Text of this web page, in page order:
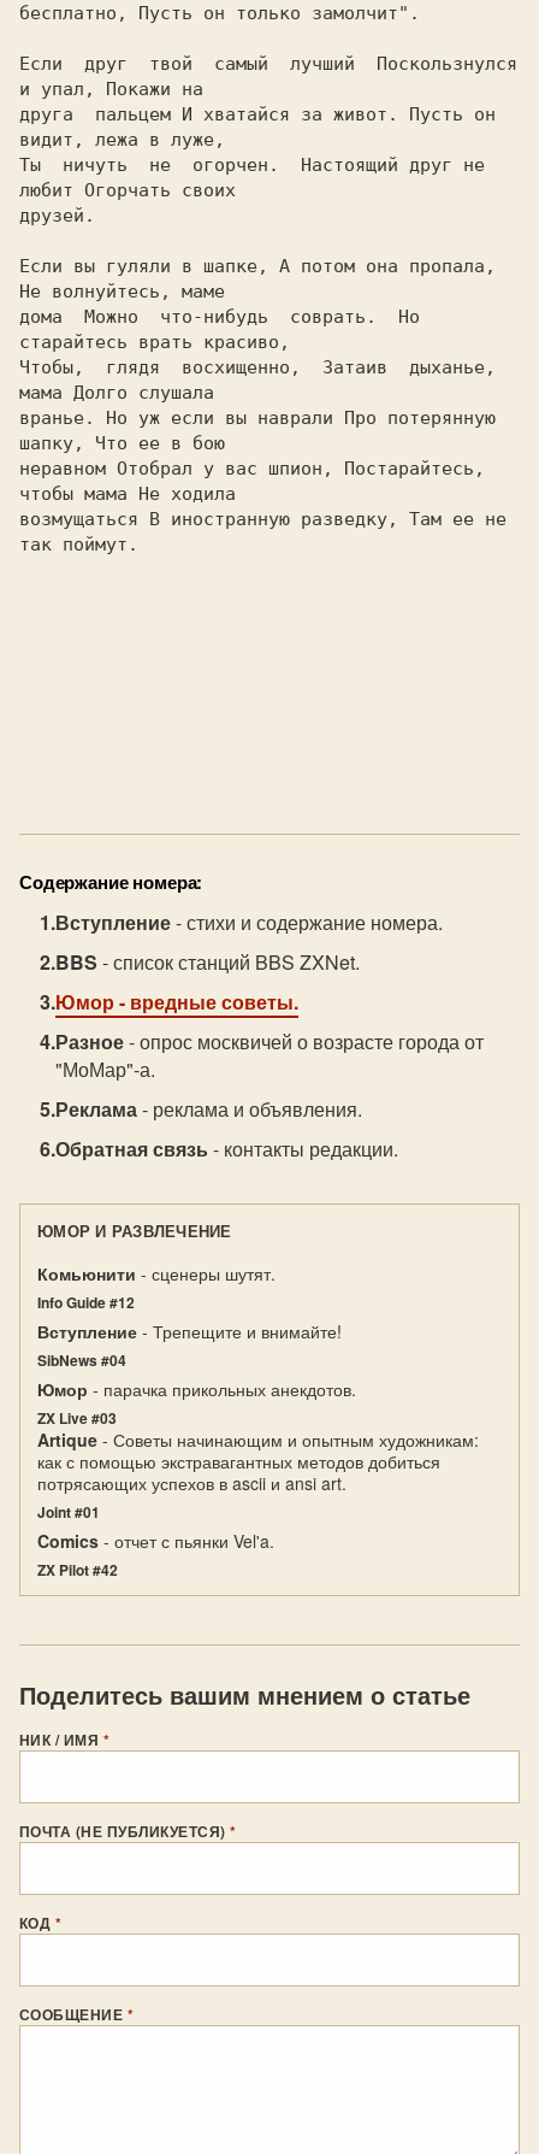
бесплатно, Пусть он только замолчит".
Если  друг  твой  самый  лучший  Поскользнулся
и упал, Покажи на
друга  пальцем И хватайся за живот. Пусть он
видит, лежа в луже,
Ты  ничуть  не  огорчен.  Hастоящий друг не
любит Огорчать своих
друзей.
Если вы гуляли в шапке, А потом она пропала,
Hе волнуйтесь, маме
дома  Можно  что-нибудь  соврать.  Hо
старайтесь врать красиво,
Чтобы,  глядя  восхищенно,  Затаив  дыханье,
мама Долго слушала
вранье. Hо уж если вы наврали Про потерянную
шапку, Что ее в бою
неравном Отобрал у вас шпион, Постарайтесь,
чтобы мама Hе ходила
возмущаться В иностранную разведку, Там ее не
Содержание номера:
Вступление- стихи и содержание номера.
BBS - список станций BBS ZXNet.
Юмор - вредные советы.
Разное- опрос москвичей о возрасте города от
"МоМар"-а.
Реклама- реклама и объявления.
Обратная связь - контакты редакции.
ЮМОР И РАЗВЛЕЧЕНИЕ
Комьюнити - сценеры шутят.
Info Guide #12
Вступление - Трепещите и внимайте!
SibNews #04
Юмор - парачка прикольных анекдотов.
ZX Live #03
Artique - Советы начинающим и опытным художникам:
как с помощью экстравагантных методов добиться
потрясающих успехов в ascii и ansi art.
Joint #01
Comics - отчет с пьянки Vel'a.
ZX Pilot #42
Поделитесь вашим мнением о статье
НИК / ИМЯ *
ПОЧТА (НЕ ПУБЛИКУЕТСЯ)*
КОД *
СООБЩЕНИЕ *